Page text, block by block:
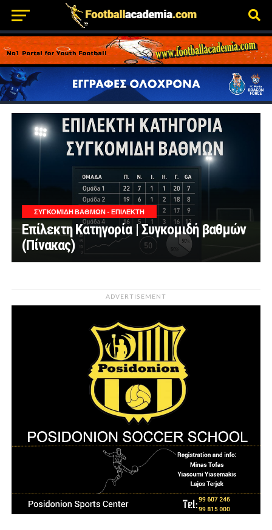
ΣΥΓΚΟΜΙΔΉ ΒΑΘΜΏΝ - ΕΠΊΛΕΚΤΗ
Επίλεκτη Κατηγορία | Συγκομιδή βαθμών
(Πίνακας)
ADVERTISEMENT